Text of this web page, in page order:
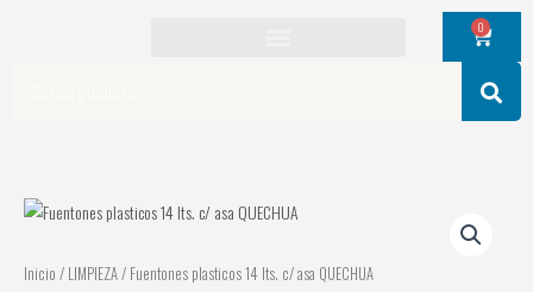
0
Cart
Inicio / LIMPIEZA/ Fuentones plasticos 14 lts. c/ asa QUECHUA